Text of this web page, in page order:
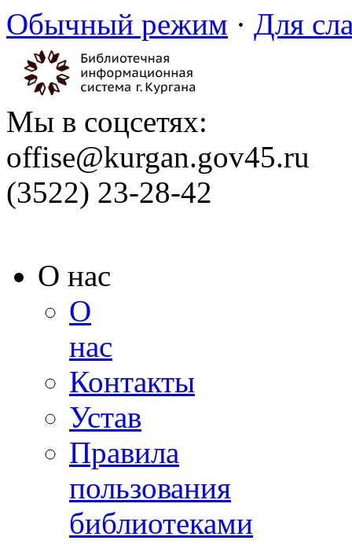
Обычный режим · Для
Мы в соцсетях:
offise@kurgan.gov45.ru
(3522) 23-28-42
О нас
О
нас
Контакты
Устав
Правила
пользования
библиотеками